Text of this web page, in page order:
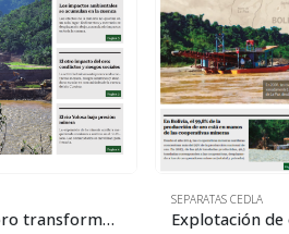
La fiebre del oro transforma la cuenca del río Coroico
SEPARATAS CEDLA